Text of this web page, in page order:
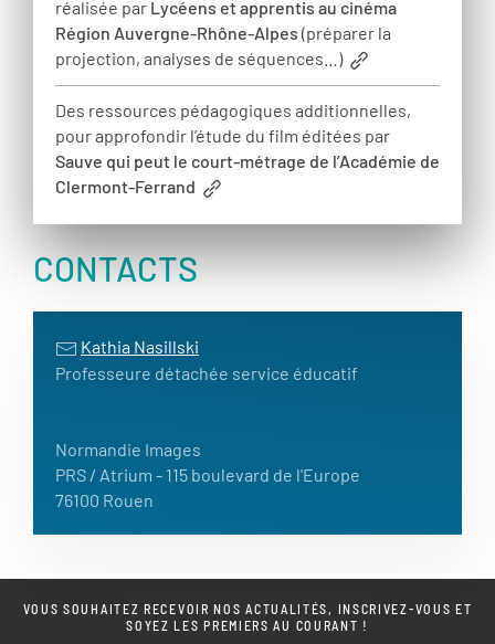
réalisée par Lycéens et apprentis au cinéma
Région Auvergne-Rhône-Alpes (préparer la
projection, analyses de séquences…)
Des ressources pédagogiques additionnelles,
pour approfondir l’étude du film éditées par
Sauve qui peut le court-métrage de l’Académie de
Clermont-Ferrand
CONTACTS
Kathia Nasillski
Professeure détachée service éducatif
Normandie Images
PRS / Atrium - 115 boulevard de l'Europe
76100 Rouen
VOUS SOUHAITEZ RECEVOIR NOS ACTUALITÉS, INSCRIVEZ-VOUS ET
SOYEZ LES PREMIERS AU COURANT !